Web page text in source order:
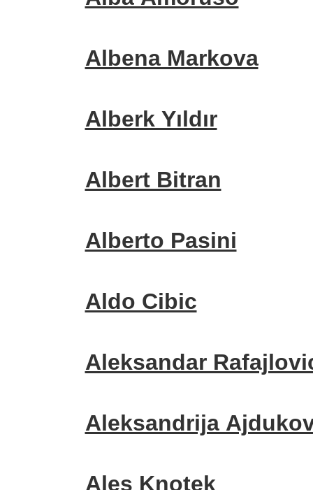
Albena Markova
Alberk Yıldır
Albert Bitran
Alberto Pasini
Aldo Cibic
Aleksandar
Aleksandrija
Ales Knotek